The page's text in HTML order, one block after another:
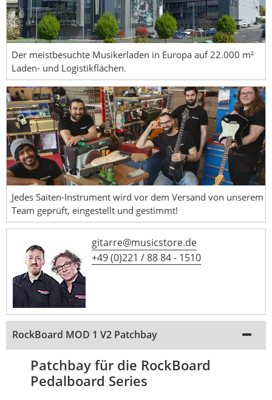
Der meistbesuchte Musikerladen in Europa auf 22.000 m²
Laden- und Logistikflächen.
Jedes Saiten-Instrument wird vor dem Versand von unserem
Team geprüft, eingestellt und gestimmt!
gitarre@musicstore.de
+49 (0)221 / 88 84 - 1510
RockBoard MOD 1 V2 Patchbay
Patchbay für die RockBoard
Pedalboard Series